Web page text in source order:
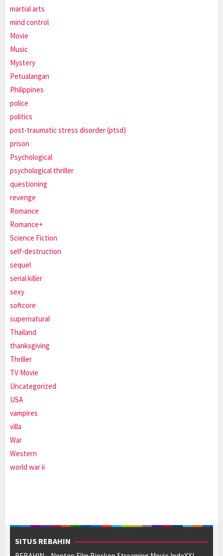
martial arts
mind control
Movie
Music
Mystery
Petualangan
Philippines
police
politics
post-traumatic stress disorder (ptsd)
prison
Psychological
psychological thriller
questioning
revenge
Romance
Romance+
Science Fiction
self-destruction
sequel
serial killer
sexy
softcore
supernatural
Thailand
thanksgiving
Thriller
TV Movie
Uncategorized
USA
vampires
villa
War
Western
world war ii
SITUS REBAHIN